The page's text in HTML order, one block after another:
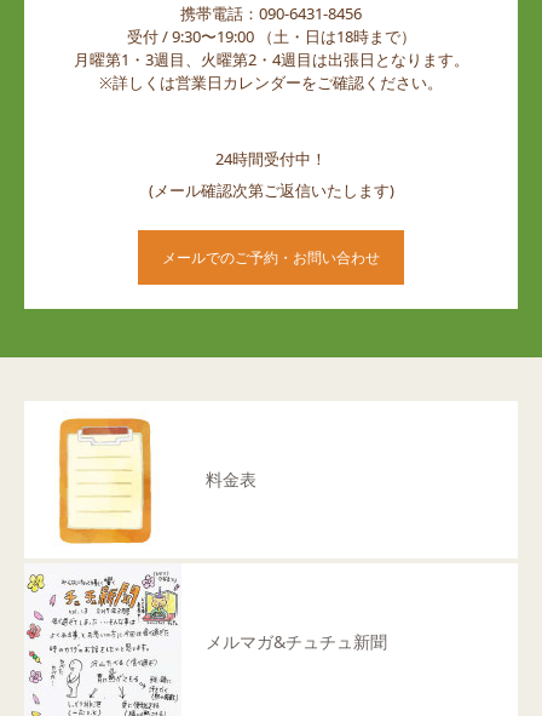
携帯電話：090-6431-8456
受付 / 9:30〜19:00 （土・日は18時まで）
月曜第1・3週目、火曜第2・4週目は出張日となります。
※詳しくは営業日カレンダーをご確認ください。
24時間受付中！
(メール確認次第ご返信いたします)
メールでのご予約・お問い合わせ
料金表
メルマガ&チュチュ新聞